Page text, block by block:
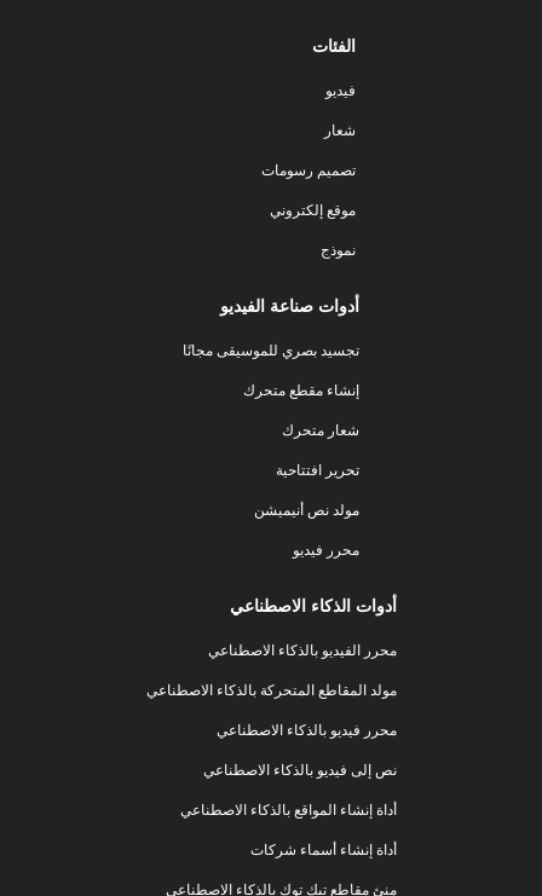
الفئات
فيديو
شعار
تصميم رسومات
موقع إلكتروني
نموذج
أدوات صناعة الفيديو
تجسيد بصري للموسيقى مجانًا
إنشاء مقطع متحرك
شعار متحرك
تحرير افتتاحية
مولد نص أنيميشن
محرر فيديو
أدوات الذكاء الاصطناعي
محرر الفيديو بالذكاء الاصطناعي
مولد المقاطع المتحركة بالذكاء الاصطناعي
محرر فيديو بالذكاء الاصطناعي
نص إلى فيديو بالذكاء الاصطناعي
أداة إنشاء المواقع بالذكاء الاصطناعي
أداة إنشاء أسماء شركات
منئ مقاطع تيك توك بالذكاء الاصطناعي